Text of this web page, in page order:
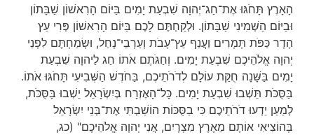
הָאָרֶץ תָּחֹגּוּ אֶת־חַג־יְהוָה שִׁבְעַת יָמִים בַּיּוֹם הָרִאשׁוֹן שַׁבָּתוֹן
וּבַיּוֹם הַשְּׁמִינִי שַׁבָּתוֹן. וּלְקַחְתֶּם לָכֶם בַּיּוֹם הָרִאשׁוֹן פְּרִי עֵץ
הָדָר כַּפֹּת תְּמָרִים וַעֲנַף עֵץ־עָבֹת וְעַרְבֵי־נָחַל, וּשְׂמַחְתֶּם לִפְנֵי
יְהוָה אֱלֹהֵיכֶם שִׁבְעַת יָמִים. וְחַגֹּתֶם אֹתוֹ חַג לַיהוָה שִׁבְעַת
יָמִים בַּשָּׁנָה חֻקַּת עוֹלָם לְדֹרֹתֵיכֶם, בַּחֹדֶשׁ הַשְּׁבִיעִי תָּחֹגּוּ אֹתוֹ.
בַּסֻּכֹּת תֵּשְׁבוּ שִׁבְעַת יָמִים. כָּל־הָאֶזְרָח בְּיִשְׂרָאֵל יֵשְׁבוּ בַּסֻּכֹּת,
לְמַעַן יֵדְעוּ דֹרֹתֵיכֶם כִּי בַסֻּכּוֹת הוֹשַׁבְתִּי אֶת־בְּנֵי יִשְׂרָאֵל
בְּהוֹצִיאִי אוֹתָם מֵאֶרֶץ מִצְרָיִם, אֲנִי יְהוָה אֱלֹהֵיכֶם" (כג,